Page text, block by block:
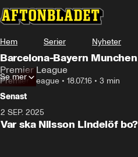
Hem Serier Nyheter
Barcelona-Bayern
Premier League
Premier League • 18.07.16 • 3 min
Se mer
Senast
2 SEP. 2025
Var ska Nilsson Lindelöf bo?